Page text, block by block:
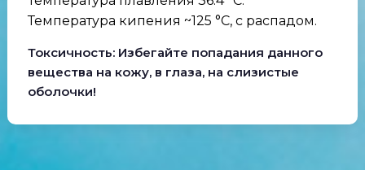
Температура кипения ~125 °C, с распадом.
Токсичность: Избегайте попадания данного
вещества на кожу, в глаза, на слизистые
оболочки!